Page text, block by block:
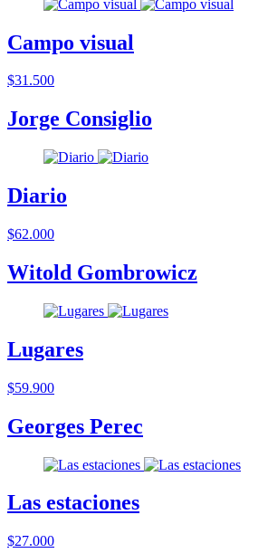
Campo visual
$31.500
Jorge Consiglio
Diario
$62.000
Witold Gombrowicz
Lugares
$59.900
Georges Perec
Las estaciones
$27.000